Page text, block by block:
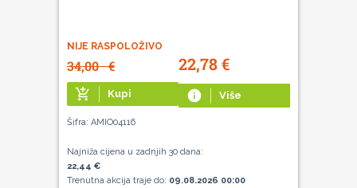
NIJE RASPOLOŽIVO
34,00€ 22,78€
add_shopping_cart Kupi info Više
Šifra: AMIO04116
Najniža cijena u zadnjih 30 dana:
22,44 €
Trenutna akcija traje do: 09.08.2026 00:00